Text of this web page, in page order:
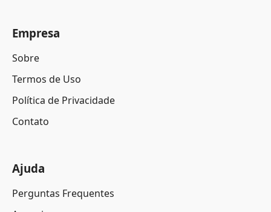
Empresa
Sobre
Termos de Uso
Política de Privacidade
Contato
Ajuda
Perguntas Frequentes